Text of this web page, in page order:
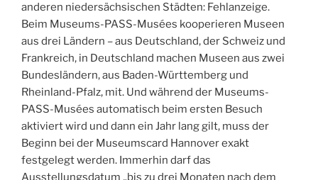
anderen niedersächsischen Städten: Fehlanzeige.
Beim Museums-PASS-Musées kooperieren Museen
aus drei Ländern – aus Deutschland, der Schweiz und
Frankreich, in Deutschland machen Museen aus zwei
Bundesländern, aus Baden-Württemberg und
Rheinland-Pfalz, mit. Und während der Museums-
PASS-Musées automatisch beim ersten Besuch
aktiviert wird und dann ein Jahr lang gilt, muss der
Beginn bei der Museumscard Hannover exakt
festgelegt werden. Immerhin darf das
Ausstellungsdatum „bis zu drei Monaten nach dem